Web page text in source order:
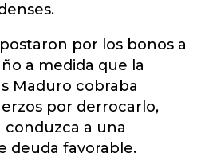
por los bonos a
a medida que la
Maduro cobraba
por derrocarlo,
a una
deuda favorable.